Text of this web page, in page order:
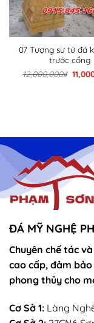
07 Tượng sư tử đá
trước cổng
12,000,000₫ Giá
gốc
ĐÁ MỸ NGHỆ
Chuyên chế tác
cao cấp, đảm
phong thủy cho
Cơ Sở 1: Làng